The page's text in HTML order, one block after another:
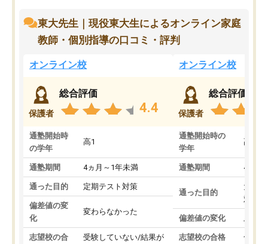
東大先生｜現役東大生によるオンライン家庭
教師・個別指導の口コミ・評判
オンライン校
保護者
総合評価
4.4
通塾開始時
の学年
高1
通塾期間 4ヵ月～1年未満
通った目的 定期テスト対策
偏差値の変
化
変わらなかった
志望校の合
受験していない/結果が
オンライン校
保護者
総合評価
通塾開始時の
学年
高3
通塾期間 4ヵ月
通った目的
大学
対策
偏差値の変化
志望校の合格 合格